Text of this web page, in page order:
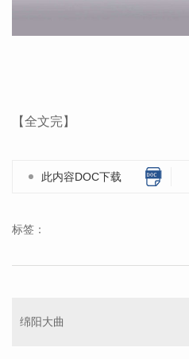
【全文完】
此内容DOC下载
标签：
绵阳大曲